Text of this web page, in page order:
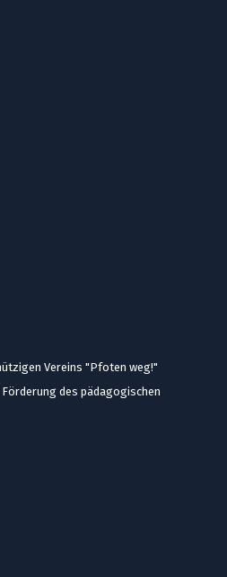
Vereins "Pfoten weg!"
des pädagogischen